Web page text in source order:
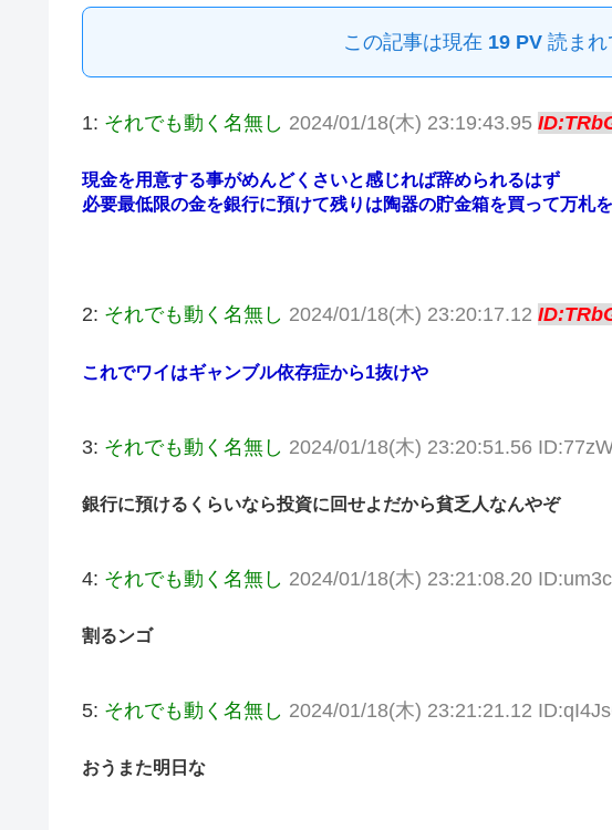
この記事は現在 19 PV読まれ
1: それでも動く名無し 2024/01/18(木) 23:19:43.95
現金を用意する事がめんどくさいと感じれば辞められるはず
必要最低限の金を銀行に預けて残りは陶器の貯金箱を買って万札
2: それでも動く名無し 2024/01/18(木) 23:20:17.12
これでワイはギャンブル依存症から1抜けや
3: それでも動く名無し 2024/01/18(木) 23:20:51.56
銀行に預けるくらいなら投資に回せよだから貧乏人なんやぞ
4: それでも動く名無し 2024/01/18(木) 23:21:08.20
割るンゴ
5: それでも動く名無し 2024/01/18(木) 23:21:21.12
おうまた明日な